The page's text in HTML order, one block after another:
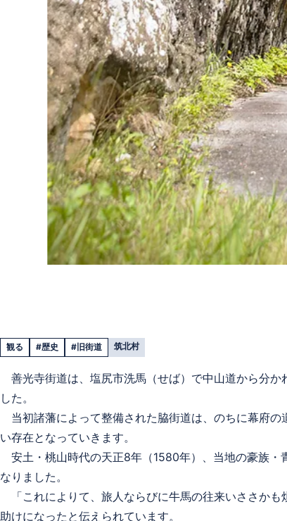
観る #歴史 #旧街道 筑北村
善光寺街道は、塩尻市洗馬（せば）で中山道から分
した。
当初諸藩によって整備された脇街道は、のちに幕府
い存在となっていきます。
安土・桃山時代の天正8年（1580年）、当地の豪族・
なりました。
「これによりて、旅人ならびに牛馬の往来いささか
助けになったと伝えられています。